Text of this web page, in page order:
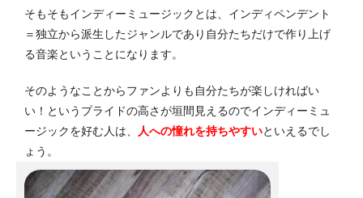
そもそもインディーミュージックとは、インディペンデント
＝独立から派生したジャンルであり自分たちだけで作り上げ
る音楽ということになります。
そのようなことからファンよりも自分たちが楽しければい
い！というプライドの高さが垣間見えるのでインディーミュ
ージックを好む人は、
人への憧れを持ちやすいといえるでし
ょう。